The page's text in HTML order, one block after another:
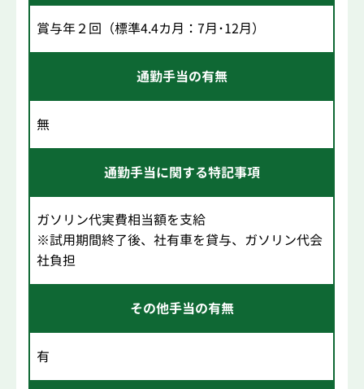
賞与年２回（標準4.4カ月：7月･12月）
通勤手当の有無
無
通勤手当に関する特記事項
ガソリン代実費相当額を支給
※試用期間終了後、社有車を貸与、ガソリン代会
社負担
その他手当の有無
有